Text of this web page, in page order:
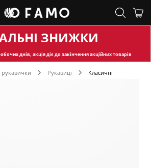
ЗНИЖКИ
днів, акція діє до закінчення акційних товарів
Рукавиці Класичні